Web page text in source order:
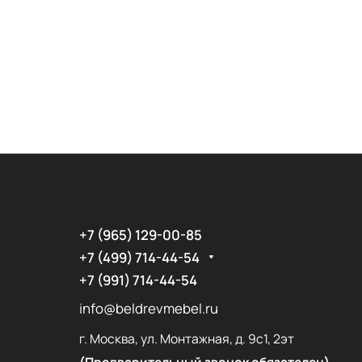
+7 (965) 129-00-85
+7 (499) 714-44-54
+7 (991) 714-44-54
info@beldrevmebel.ru
г. Москва, ул. Монтажная, д. 9с1, 2эт